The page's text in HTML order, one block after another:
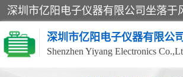
深圳市亿阳电子仪器有限公司
Shenzhen Yiyang Electronics